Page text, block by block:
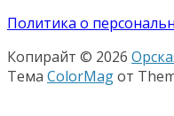
Политика о
Копирайт © 2026
Тема ColorMagот